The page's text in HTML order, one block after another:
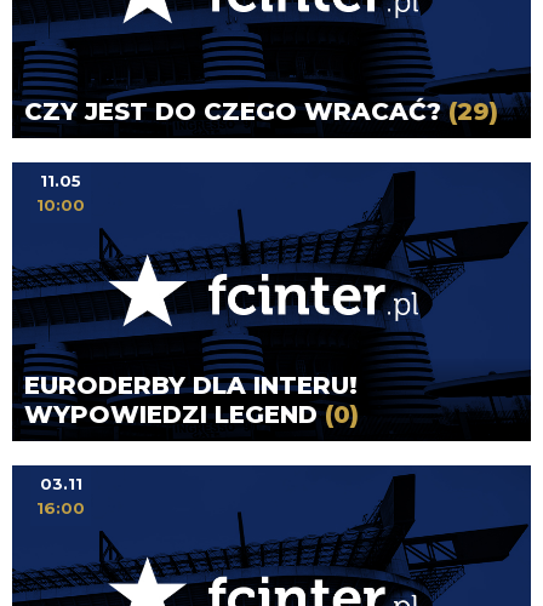
CZY JEST DO CZEGO WRACAĆ?(29)
EURODERBY DLA INTERU!
WYPOWIEDZI LEGEND(0)
11.05
10:00
03.11
16:00